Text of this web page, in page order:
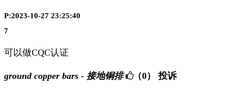
P:2023-10-27 23:25:40
7
可以做CQC认证
ground copper bars - 接地铜排 （0） 投诉